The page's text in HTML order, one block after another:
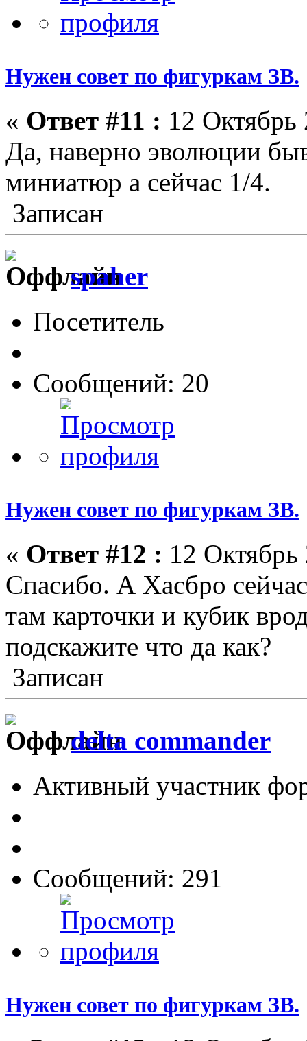
Нужен совет по фигуркам ЗВ.
« Ответ #11 : 12
Да, наверно эволюции
миниатюр а сейчас 1/4.
Записан
spaher
Посетитель
Сообщений: 20
Нужен совет по фигуркам ЗВ.
« Ответ #12 : 12
Спасибо. А Хасбро
там карточки и кубик
подскажите что да как?
Записан
delta commander
Активный участник
Сообщений: 291
Нужен совет по фигуркам ЗВ.